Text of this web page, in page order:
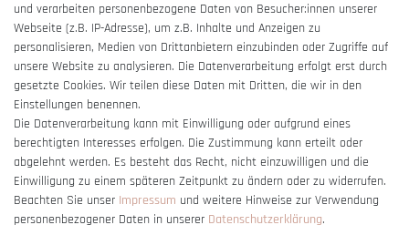
Barrierefreiheitserklärung
Vertrag widerrufen
und verarbeiten personenbezogene Daten von Besucher:innen unserer
Webseite (z.B. IP-Adresse), um z.B. Inhalte und Anzeigen zu
personalisieren, Medien von Drittanbietern einzubinden oder Zugriffe auf
unsere Website zu analysieren. Die Datenverarbeitung erfolgt erst durch
gesetzte Cookies. Wir teilen diese Daten mit Dritten, die wir in den
Einstellungen benennen.
Die Datenverarbeitung kann mit Einwilligung oder aufgrund eines
berechtigten Interesses erfolgen. Die Zustimmung kann erteilt oder
abgelehnt werden. Es besteht das Recht, nicht einzuwilligen und die
Einwilligung zu einem späteren Zeitpunkt zu ändern oder zu widerrufen.
Beachten Sie unser Impressum und weitere Hinweise zur Verwendung
personenbezogener Daten in unserer Daten­schutz­erklärung.